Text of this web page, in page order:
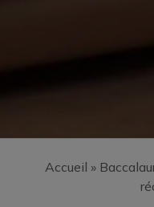
Accueil »